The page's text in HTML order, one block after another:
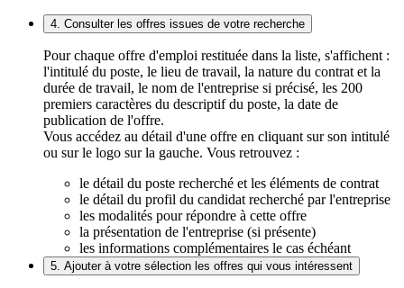
4. Consulter les offres issues de votre recherche
Pour chaque offre d'emploi restituée dans la liste, s'affichent :
l'intitulé du poste, le lieu de travail, la nature du contrat et la
durée de travail, le nom de l'entreprise si précisé, les 200
premiers caractères du descriptif du poste, la date de
publication de l'offre.
Vous accédez au détail d'une offre en cliquant sur son intitulé
ou sur le logo sur la gauche. Vous retrouvez :
le détail du poste recherché et les éléments de contrat
le détail du profil du candidat recherché par l'entreprise
les modalités pour répondre à cette offre
la présentation de l'entreprise (si présente)
les informations complémentaires le cas échéant
5. Ajouter à votre sélection les offres qui vous intéressent